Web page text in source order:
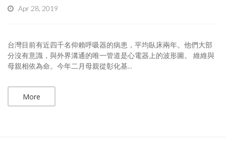
Apr 28, 2019
台灣目前有近四千名仰賴呼吸器的病患，平均臥床兩年。他們大部
分沒有意識，與外界溝通的唯一管道是心電器上的波形圖。 維維與
母親相依為命。今年二月母親從彰化基...
More